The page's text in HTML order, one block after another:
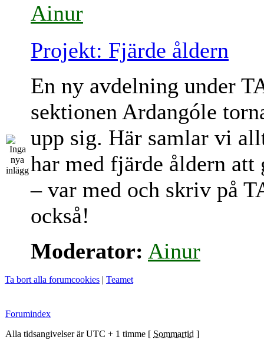
Ainur
Projekt: Fjärde åldern
En ny avdelning under
sektionen Ardangóle
upp sig. Här samlar vi
har med fjärde åldern att
– var med och skriv på
också!
Moderator: Ainur
Ta bort alla forumcookies | Teamet
Forumindex
Alla tidsangivelser är UTC + 1 timme [ Sommartid ]